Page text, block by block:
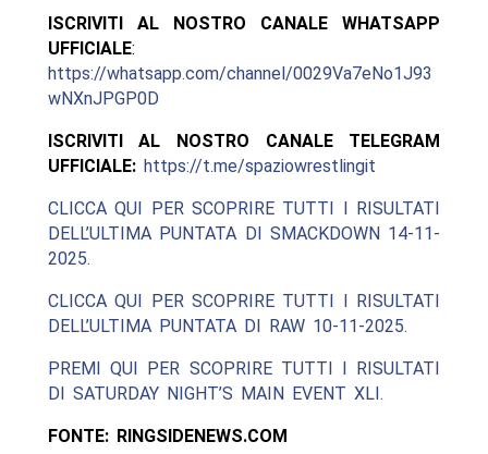
ISCRIVITI AL NOSTRO CANALE WHATSAPP
UFFICIALE:
https://whatsapp.com/channel/0029Va7eNo1J93
wNXnJPGP0D
ISCRIVITI AL NOSTRO CANALE TELEGRAM
UFFICIALE: https://t.me/spaziowrestlingit
CLICCA QUI PER SCOPRIRE TUTTI I RISULTATI
DELL’ULTIMA PUNTATA DI SMACKDOWN 14-11-
2025.
CLICCA QUI PER SCOPRIRE TUTTI I RISULTATI
DELL’ULTIMA PUNTATA DI RAW 10-11-2025.
PREMI QUI PER SCOPRIRE TUTTI I RISULTATI
DI SATURDAY NIGHT’S MAIN EVENT XLI.
FONTE: RINGSIDENEWS.COM